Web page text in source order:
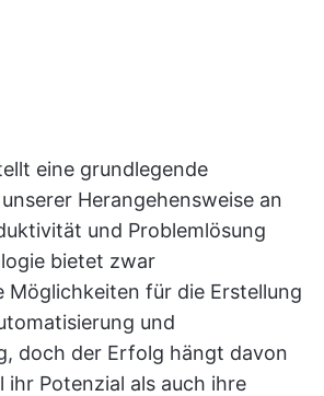
eine grundlegende
Herangehensweise an
und Problemlösung
bietet zwar
Möglichkeiten für die Erstellung
und
doch der Erfolg hängt davon
ihr Potenzial als auch ihre